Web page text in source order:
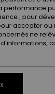
performance
; pour
accepter ou
ne